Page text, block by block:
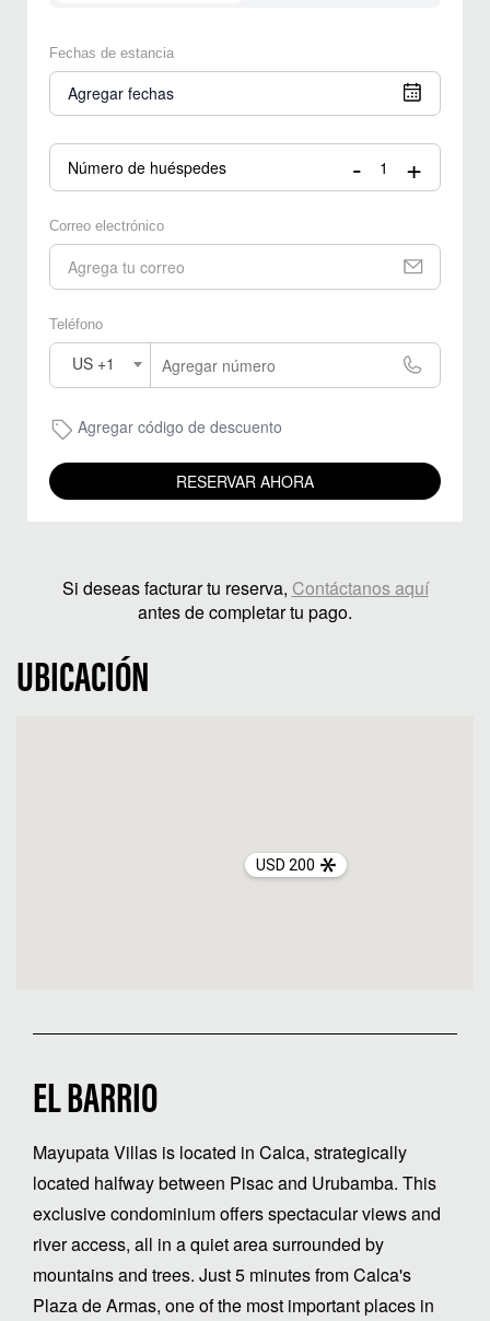
Fechas de estancia
Agregar fechas
Número de huéspedes - +
Correo electrónico
Teléfono
US +1
Agregar código de descuento
RESERVAR AHORA
Si deseas facturar tu reserva, Contáctanos aquí
antes de completar tu pago.
UBICACIÓN
USD 200
EL BARRIO
Mayupata Villas is located in Calca, strategically
located halfway between Pisac and Urubamba. This
exclusive condominium offers spectacular views and
river access, all in a quiet area surrounded by
mountains and trees. Just 5 minutes from Calca's
Plaza de Armas, one of the most important places in